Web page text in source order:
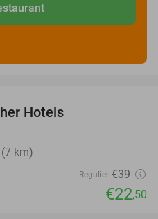
Hotels
km)
Regulier €39
€22,50